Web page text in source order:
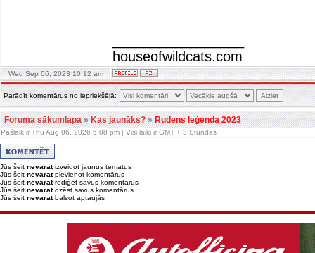
houseofwildcats.com
Wed Sep 06, 2023 10:12 am
Parādīt komentārus no iepriekšējā:
Foruma sākumlapa»Kas jaunāks?»Rudens leģenda 2023
Pašlaik ir Thu Aug 06, 2026 5:08 pm | Visi laiki ir GMT + 3 Stundas
Jūs šeit nevaratizveidot jaunus tematus
Jūs šeit nevaratpievienot komentārus
Jūs šeit nevaratrediģēt savus komentārus
Jūs šeit nevaratdzēst savus komentārus
Jūs šeit nevaratbalsot aptaujās